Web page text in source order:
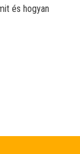
és hogyan